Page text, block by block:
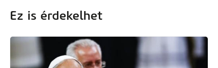
Ez is érdekelhet